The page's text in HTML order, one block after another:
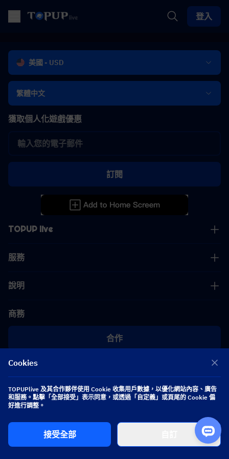
登入
美國 - USD
繁體中文
TOPUP live
服務
說明
商務
合作
[email protected]
[email protected]
獲取個人化遊戲優惠
訂閱
關注我們
Copyright 2026 SEA WHALE TECHNOLOGY PTE.LTD. All Rights Reserved.
Cookies
TOPUPlive 及其合作夥伴使用 Cookie 收集用戶數據，以優化網站內容、廣告
和服務。點擊「全部接受」表示同意，或透過「自定義」或頁尾的 Cookie 偏
好進行調整。
接受全部